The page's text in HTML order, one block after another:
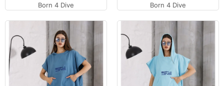
Born 4 Dive Born 4 Dive